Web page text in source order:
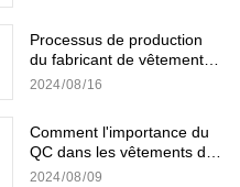
Processus de production
du fabricant de vêtements
de sport
2024 08 16
Comment l'importance du
QC dans les vêtements de
sport
2024 08 09